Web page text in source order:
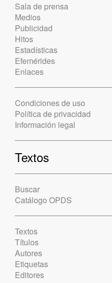
Sala de prensa
Medios
Publicidad
Hitos
Estadísticas
Efemérides
Enlaces
Condiciones de uso
Política de privacidad
Información legal
Textos
Buscar
Catálogo OPDS
Textos
Títulos
Autores
Etiquetas
Editores